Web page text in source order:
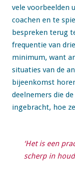
vele voorbeelden
coachen en te
bespreken terug
frequentie van
minimum, want
situaties van de
bijeenkomst
deelnemers die
ingebracht, hoe
‘Het is een
scherp in